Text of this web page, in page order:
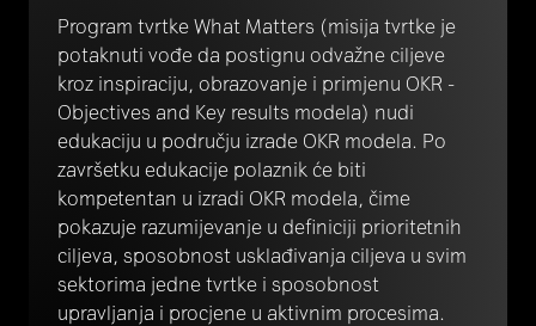
Program tvrtke What Matters (misija tvrtke je
potaknuti vođe da postignu odvažne ciljeve
kroz inspiraciju, obrazovanje i primjenu OKR -
Objectives and Key results modela) nudi
edukaciju u području izrade OKR modela. Po
završetku edukacije polaznik će biti
kompetentan u izradi OKR modela, čime
pokazuje razumijevanje u definiciji prioritetnih
ciljeva, sposobnost usklađivanja ciljeva u svim
sektorima jedne tvrtke i sposobnost
upravljanja i procjene u aktivnim procesima.